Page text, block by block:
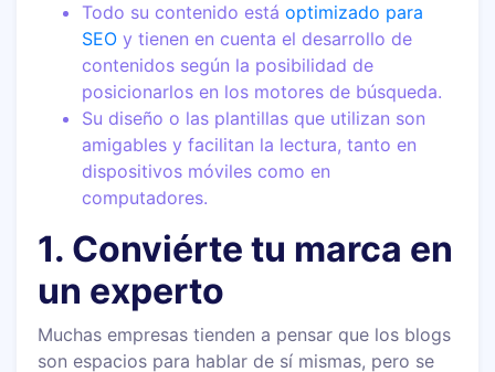
Todo su contenido estáoptimizado para
SEO y tienen en cuenta el desarrollo de
contenidos según la posibilidad de
posicionarlos en los motores de búsqueda.
Su diseño o las plantillas que utilizan son
amigables y facilitan la lectura, tanto en
dispositivos móviles como en
computadores.
1. Conviérte tu marca en
un experto
Muchas empresas tienden a pensar que los blogs
son espacios para hablar de sí mismas, pero se